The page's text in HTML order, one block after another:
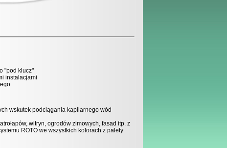
"pod klucz"
instalacjami
wskutek podciągania kapilarnego wód
witryn, ogrodów zimowych, fasad itp. z
ROTO we wszystkich kolorach z palety